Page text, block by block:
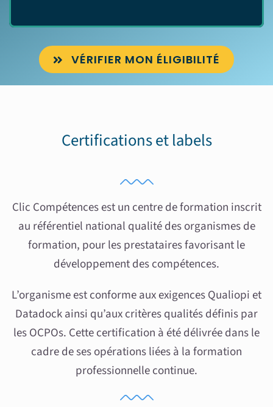
VÉRIFIER MON ÉLIGIBILITÉ
Certifications et labels
Clic Compétences est un centre de formation inscrit
au référentiel national qualité des organismes de
formation, pour les prestataires favorisant le
développement des compétences.
L’organisme est conforme aux exigences Qualiopi et
Datadock ainsi qu’aux critères qualités définis par
les OCPOs. Cette certification à été délivrée dans le
cadre de ses opérations liées à la formation
professionnelle continue.